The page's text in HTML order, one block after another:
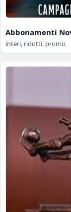
Abbonamenti
interi, ridotti, promo